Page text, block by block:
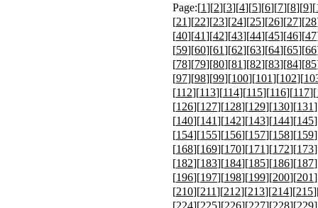
Page:[1][2][3][4][5][6][7][8][9][
[21][22][23][24][25][26][27][28
[40][41][42][43][44][45][46][47
[59][60][61][62][63][64][65][66
[78][79][80][81][82][83][84][85
[97][98][99][100][101][102][
[112][113][114][115][116][117][
[126][127][128][129][130][131
[140][141][142][143][144][145
[154][155][156][157][158][159
[168][169][170][171][172][173
[182][183][184][185][186][187
[196][197][198][199][200][201
[210][211][212][213][214][215